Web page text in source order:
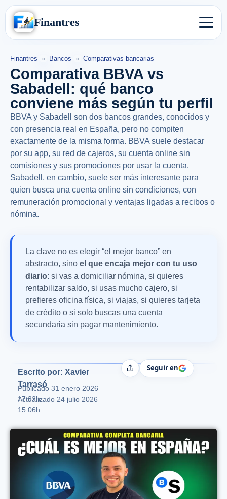
Finantres
Finantres » Bancos » Comparativas bancarias
Comparativa BBVA vs
Sabadell: qué banco
conviene más según tu perfil
BBVA y Sabadell son dos bancos grandes, conocidos y
con presencia real en España, pero no compiten
exactamente de la misma forma. BBVA suele destacar
por su app, su red de cajeros, su cuenta online sin
comisiones y sus promociones por usar la cuenta.
Sabadell, en cambio, suele ser más interesante para
quien busca una cuenta online sin condiciones, con
remuneración promocional y ventajas ligadas a recibos o
nómina.
La clave no es elegir “el mejor banco” en
abstracto, sino el que encaja mejor con tu uso
diario: si vas a domiciliar nómina, si quieres
rentabilizar saldo, si usas mucho cajero, si
prefieres oficina física, si viajas, si quieres tarjeta
de crédito o si solo buscas una cuenta
secundaria sin pagar mantenimiento.
Escrito por: Xavier
Tarrasó
Publicado 31 enero 2026
17:32h
Actualizado 24 julio 2026
15:06h
CompartirSeguir en